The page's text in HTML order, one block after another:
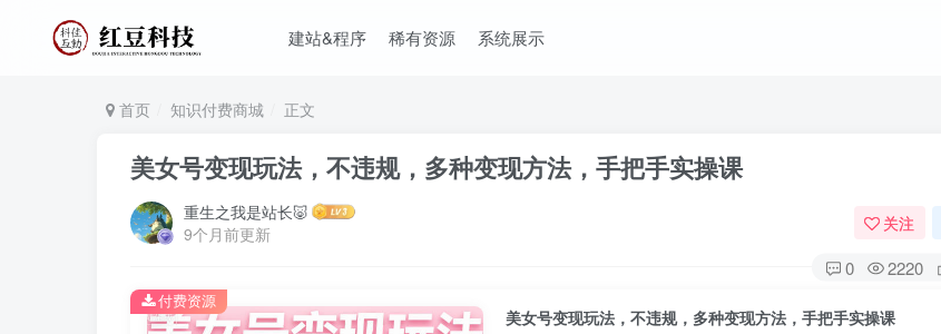
建站&程序 稀有资源 系统展示
首页 知识付费商城 正文
美女号变现玩法，不违规，多种变现方法，手把手实操课
重生之我是站长🐷
9个月前更新
关注
0 2220
美女号变现玩法，不违规，多种变现方法，手把手实操课
付费资源